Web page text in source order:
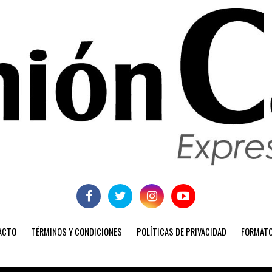
TÉRMINOS Y CONDICIONES POLÍTICAS DE PRIVACIDAD